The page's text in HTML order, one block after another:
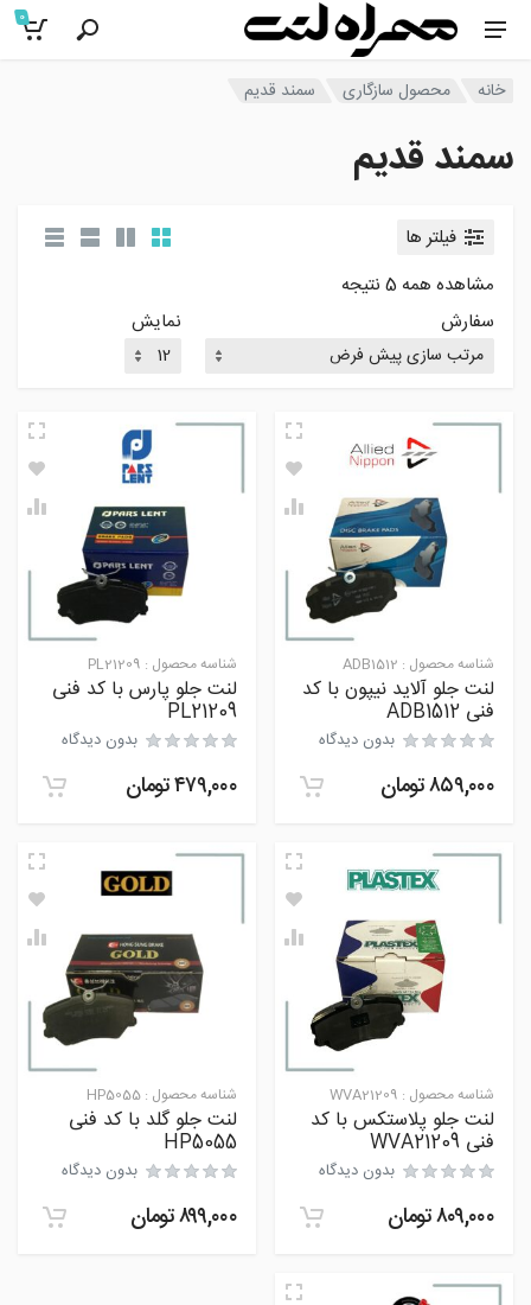
0
خانه محصول سازگاری سمند قدیم
سمند قدیم
فیلتر ها
مشاهده همه 5 نتیجه
سفارش
نمایش
شناسه محصول : ADB1512
لنت جلو آلاید نیپون با کد
فنی ADB1512
بدون دیدگاه
۸۵۹,۰۰۰تومان
شناسه محصول : PL21209
لنت جلو پارس با کد فنی
PL21209
بدون دیدگاه
۴۷۹,۰۰۰تومان
شناسه محصول : WVA21209
لنت جلو پلاستکس با کد
فنی WVA21209
بدون دیدگاه
۸۰۹,۰۰۰تومان
شناسه محصول : HP5055
لنت جلو گلد با کد فنی
HP5055
بدون دیدگاه
۸۹۹,۰۰۰تومان